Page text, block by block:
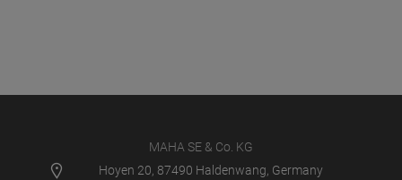
MAHA SE & Co. KG
Hoyen 20, 87490 Haldenwang, Germany